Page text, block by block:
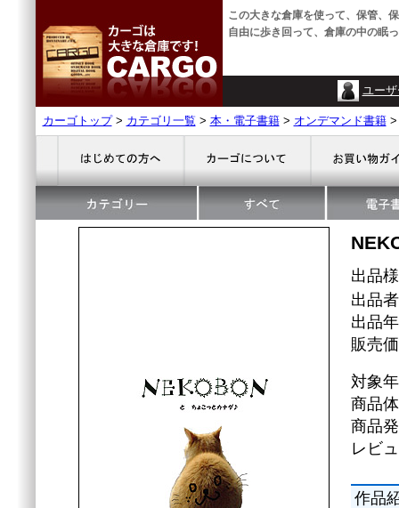
この大きな倉庫を使って、保管、
自由に歩き回って、倉庫の中の眠
ユー
カーゴトップ> カテゴリ一覧 > 本・電子書籍> オンデマンド書籍
出品
出品
出品
販売
対象
商品
商品
レビ
作品